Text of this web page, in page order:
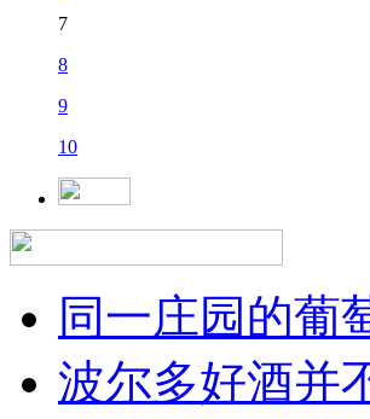
7
8
9
10
同一庄园的葡
波尔多好酒并